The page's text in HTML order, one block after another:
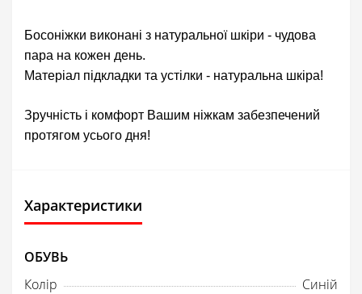
Босоніжки виконані з натуральної шкіри - чудова
пара на кожен день.
Матеріал підкладки та устілки - натуральна шкіра!
Зручність і комфорт Вашим ніжкам забезпечений
протягом усього дня!
Характеристики
ОБУВЬ
Колір
Синій